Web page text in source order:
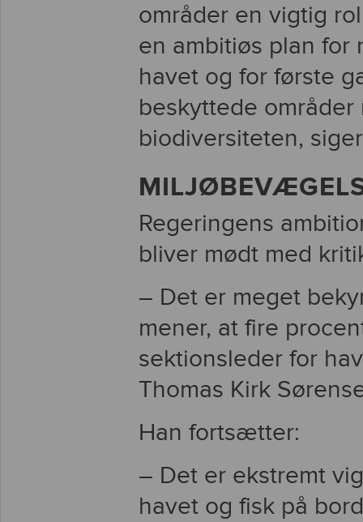
områder en vigtig
en ambitiøs plan for
havet og for første
beskyttede
biodiversiteten,
Regeringens
bliver mødt med
– Det er meget
mener, at fire
sektionsleder for
Thomas Kirk
Han fortsætter:
– Det er ekstremt
havet og fisk på